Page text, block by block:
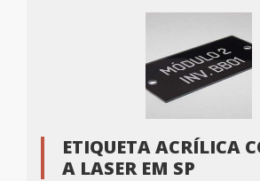
ETIQUETA ACRÍLICA
A LASER EM SP